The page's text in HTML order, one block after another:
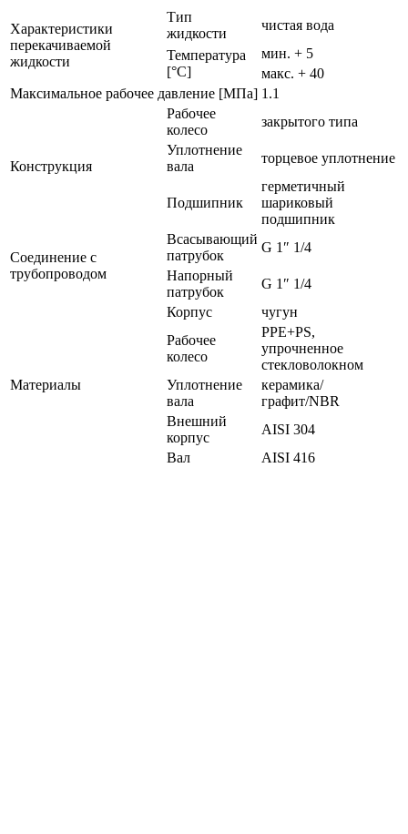
Характеристики
перекачиваемой
жидкости
Тип
жидкости
чистая вода
Температура
[°C]
мин. + 5
макс. + 40
Максимальное рабочее давление [МПа] 1.1
Конструкция
Рабочее
колесо
закрытого типа
Уплотнение
вала
торцевое уплотнение
Подшипник
герметичный
шариковый
подшипник
Соединение с
трубопроводом
Всасывающий
патрубок
G 1″ 1/4
Напорный
патрубок
G 1″ 1/4
Материалы
Корпус
чугун
Рабочее
колесо
PPE+PS,
упрочненное
стекловолокном
Уплотнение
вала
керамика/
графит/NBR
Внешний
корпус
AISI 304
Вал
AISI 416